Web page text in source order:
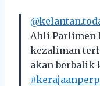
Ahli Parlimen
kezaliman
akan berbalik